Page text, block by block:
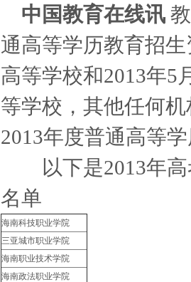
中国教育在线讯
通高等学历教育招
高等学校和2013年5
等学校，其他任何
2013年度普通高等
以下是2013年高
名单
海南科技职业学院
三亚城市职业学院
海南职业技术学院
海南政法职业学院